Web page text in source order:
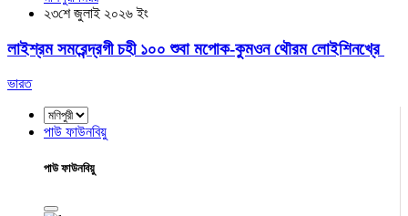
২৩শে জুলাই ২০২৬ ইং
লাইশ্রম সমরেন্দ্রগী চহী ১০০ শুবা মপোক-কুমওন থৌরম লোইশিনখ্রে
ভারত
পাউ ফাউনবিয়ু
পাউ ফাউনবিয়ু